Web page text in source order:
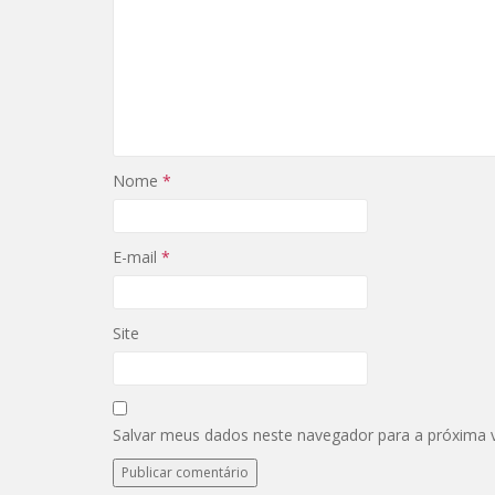
Nome *
E-mail *
Site
Salvar meus dados neste navegador para a próxima